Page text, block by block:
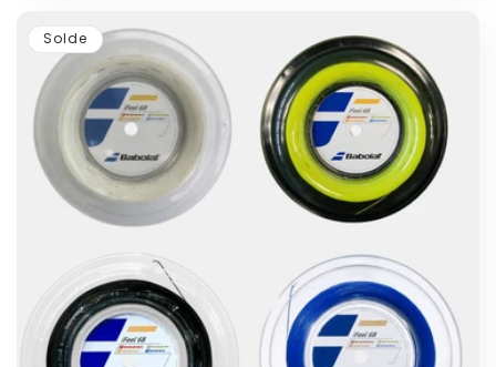
Solde